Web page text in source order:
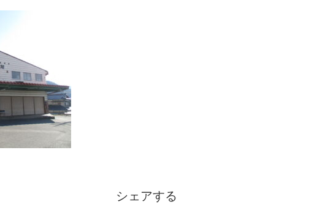
シェアする